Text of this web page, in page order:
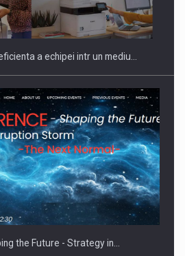
2026, fueled by benzinariile RO…
a echipei intr un mediu…
the Future - Strategy in…